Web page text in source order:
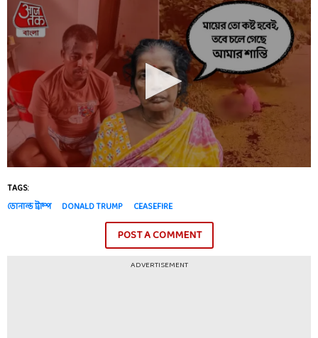
TAGS:
ডোনাল্ড ট্রাম্প
DONALD TRUMP CEASEFIRE
POST A COMMENT
ADVERTISEMENT